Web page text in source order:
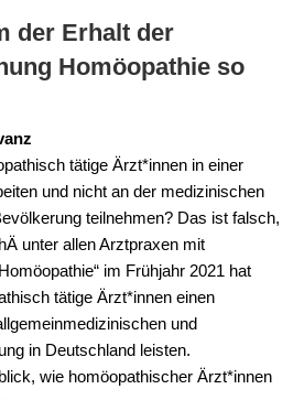
der Erhalt der
Homöopathie so
tätige Ärzt*innen in einer
und nicht an der medizinischen
teilnehmen? Das ist falsch,
unter allen Arztpraxen mit
im Frühjahr 2021 hat
tätige Ärzt*innen einen
und
in Deutschland leisten.
wie homöopathischer Ärzt*innen